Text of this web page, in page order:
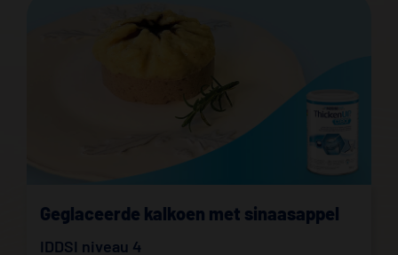
Geglaceerde kalkoen met sinaasappel
IDDSI niveau 4